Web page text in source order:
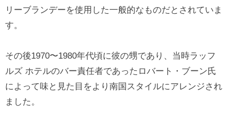
リーブランデーを使用した一般的なものだとされていま
す。
その後1970〜1980年代頃に彼の甥であり、当時ラッフ
ルズ ホテルのバー責任者であったロバート・ブーン氏
によって味と見た目をより南国スタイルにアレンジされ
ました。